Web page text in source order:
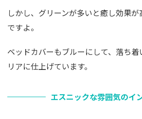
しかし、グリーンが多いと癒し効果
ですよ。
ベッドカバーもブルーにして、落ち
リアに仕上げています。
エスニックな雰囲気のイ